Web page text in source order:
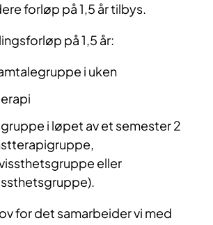
forløp på 1,5 år tilbys.
på 1,5 år:
i uken
i løpet av et semester 2
eller
for det samarbeider vi med